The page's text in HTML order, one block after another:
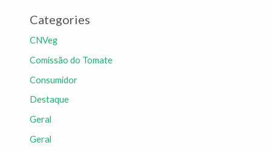
Categories
CNVeg
Comissão do Tomate
Consumidor
Destaque
Geral
Geral